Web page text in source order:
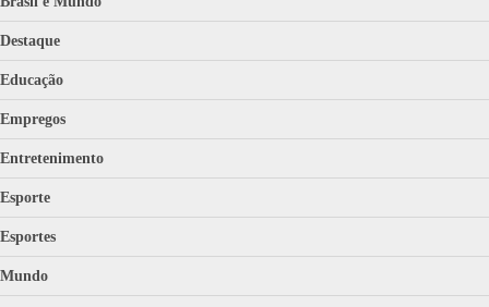
Destaque
Educação
Empregos
Entretenimento
Esporte
Esportes
Mundo